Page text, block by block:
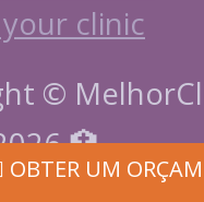
clinic
©
🏥
OBTER UM